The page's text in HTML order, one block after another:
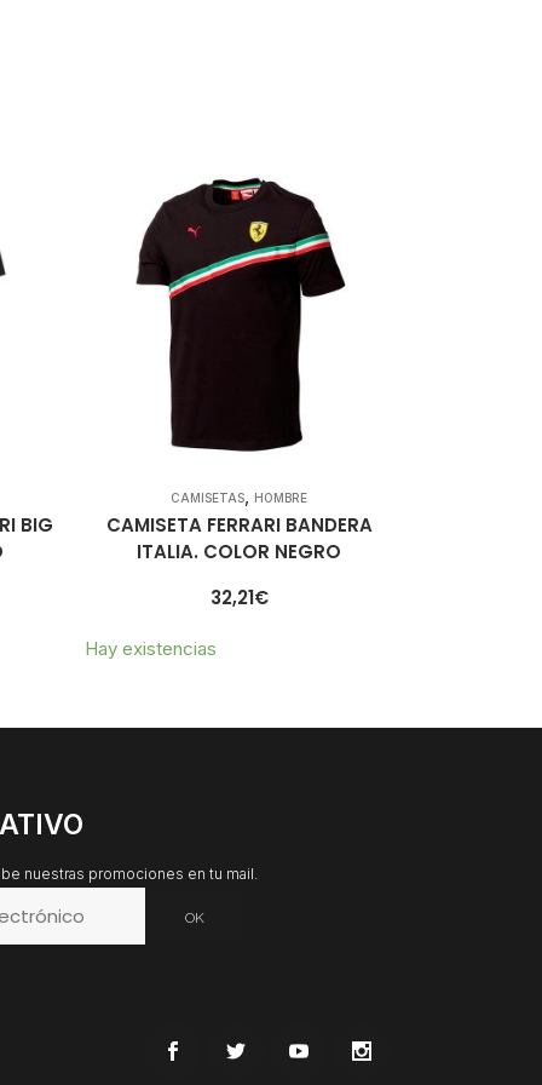
BIG
CAMISETAS, HOMBRE
CAMISETA FERRARI BANDERA
ITALIA. COLOR NEGRO
32,21€
Hay existencias
nuestras promociones en tu mail.